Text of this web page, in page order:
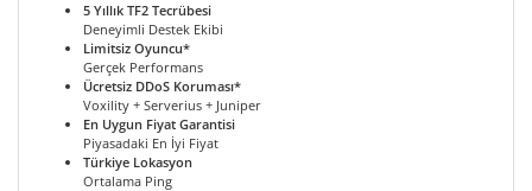
5 Yıllık TF2 Tecrübesi
Deneyimli Destek Ekibi
Limitsiz Oyuncu*
Gerçek Performans
Ücretsiz DDoS Koruması*
Voxility + Serverius + Juniper
En Uygun Fiyat Garantisi
Piyasadaki En İyi Fiyat
Türkiye Lokasyon
Ortalama Ping